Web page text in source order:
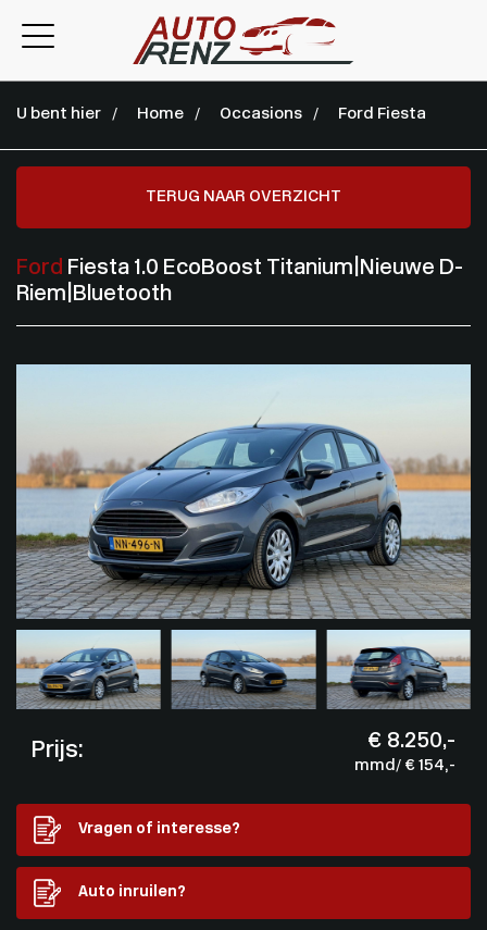
U bent hier Home Occasions Ford Fiesta
TERUG NAAR OVERZICHT
Ford Fiesta 1.0 EcoBoost Titanium|Nieuwe D-
Riem|Bluetooth
Prijs: € 8.250,-
mmd/ € 154,-
Vragen of interesse?
Auto inruilen?